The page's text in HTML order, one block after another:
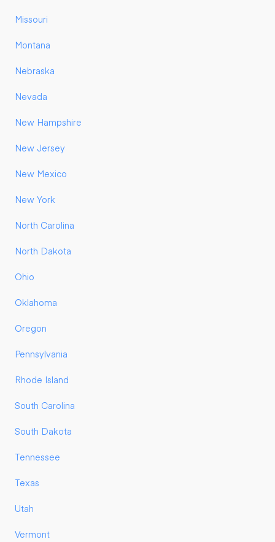
Missouri
Montana
Nebraska
Nevada
New Hampshire
New Jersey
New Mexico
New York
North Carolina
North Dakota
Ohio
Oklahoma
Oregon
Pennsylvania
Rhode Island
South Carolina
South Dakota
Tennessee
Texas
Utah
Vermont